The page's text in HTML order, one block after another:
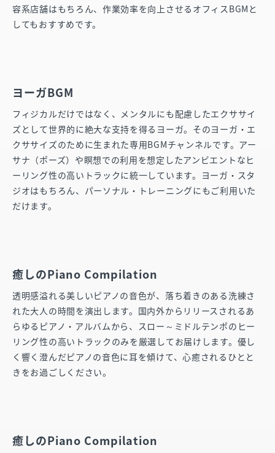
容系店舗はもちろん、作業効率を向上させるオフィスBGMと
してもおすすめです。
ヨーガBGM
フィジカルだけではなく、メンタルにも配慮したエクササイ
ズとして世界的に絶大な支持を得るヨーガ。そのヨーガ・エ
クササイズのために生まれた専用BGMチャンネルです。アー
サナ（ポーズ）や瞑想での利用を想定したアンビエントなヒ
ーリング性の高いトラックに統一しています。ヨーガ・スタ
ジオはもちろん、パーソナル・トレーニングにもご利用いた
だけます。
癒しのPiano Compilation
透明感溢れる美しいピアノの音色が、落ち着きのある洗練さ
れた大人の時間を演出します。国内外からリリースされるあ
らゆるピアノ・アルバムから、スロー～ミドルテンポのヒー
リング性の高いトラックのみを厳選してお届けします。優し
く響く澄んだピアノの音色に耳を傾けて、心癒されるひとと
きをお過ごしください。
癒しのPiano Compilation